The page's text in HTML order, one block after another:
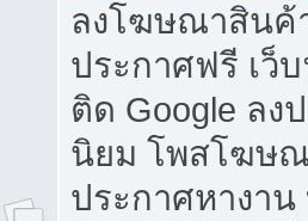
ลงโฆษณาสิน
ประกาศฟรี เว็
ติด Google ลง
นิยม โพสโฆษ
ประกาศหางาน